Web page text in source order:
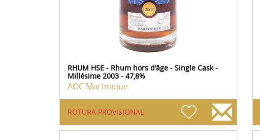
RHUM HSE - Rhum hors d'âge - Single Cask -
Millésime 2003 - 47,8%
AOC Martinique
ROTURA PROVISIONAL